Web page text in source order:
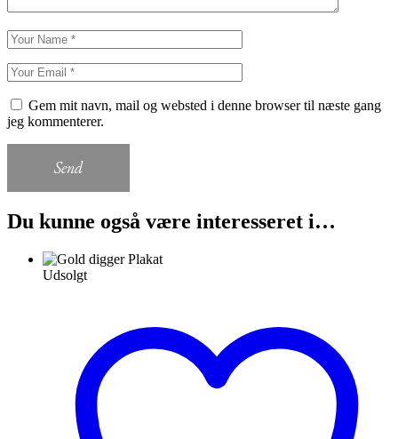
Gem mit navn, mail og websted i denne browser til næste gang
jeg kommenterer.
Send
Du kunne også være interesseret i…
Udsolgt